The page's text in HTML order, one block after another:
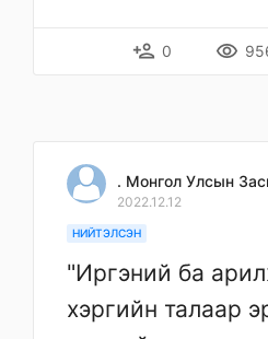
person_add 0 remove_red_eye
. Монгол Улсын
2022.12.12
НИЙТЭЛСЭН
"Иргэний ба
хэргийн талаар